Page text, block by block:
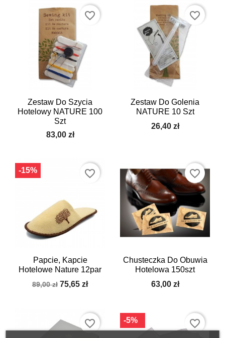
Zestaw Do Szycia
Hotelowy NATURE 100
Szt
83,00 zł
favorite_border
Zestaw Do Golenia
NATURE 10 Szt
26,40 zł
favorite_border
Papcie, Kapcie
Hotelowe Nature 12par
89,00 zł 75,65 zł
-15% favorite_border
Chusteczka Do Obuwia
Hotelowa 150szt
63,00 zł
favorite_border
favorite_border -5% favorite_border